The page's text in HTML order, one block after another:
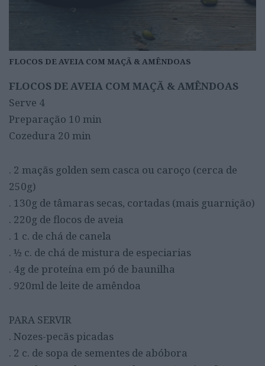
FLOCOS DE AVEIA COM MAÇÃ & AMÊNDOAS
FLOCOS DE AVEIA COM MAÇÃ & AMÊNDOAS
Serve 4
Preparação 10 min
Cozedura 20 min
. 2 maçãs golden sem casca ou caroço (cerca de
250g)
. 130g de tâmaras secas, cortadas (mais guarnição)
. 220g de flocos de aveia
. 1 c. de chá de canela
. ½ c. de chá de mistura de especiarias
. 4g de proteína em pó de baunilha
. 920ml de leite de amêndoa
PARA SERVIR
. Nozes-pecãs picadas
. 2 c. de sopa de sementes de abóbora